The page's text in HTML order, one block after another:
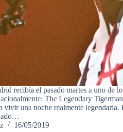
recibía el pasado martes a uno de
The Legendary
vivir una noche realmente legendaria.
16/05/2019